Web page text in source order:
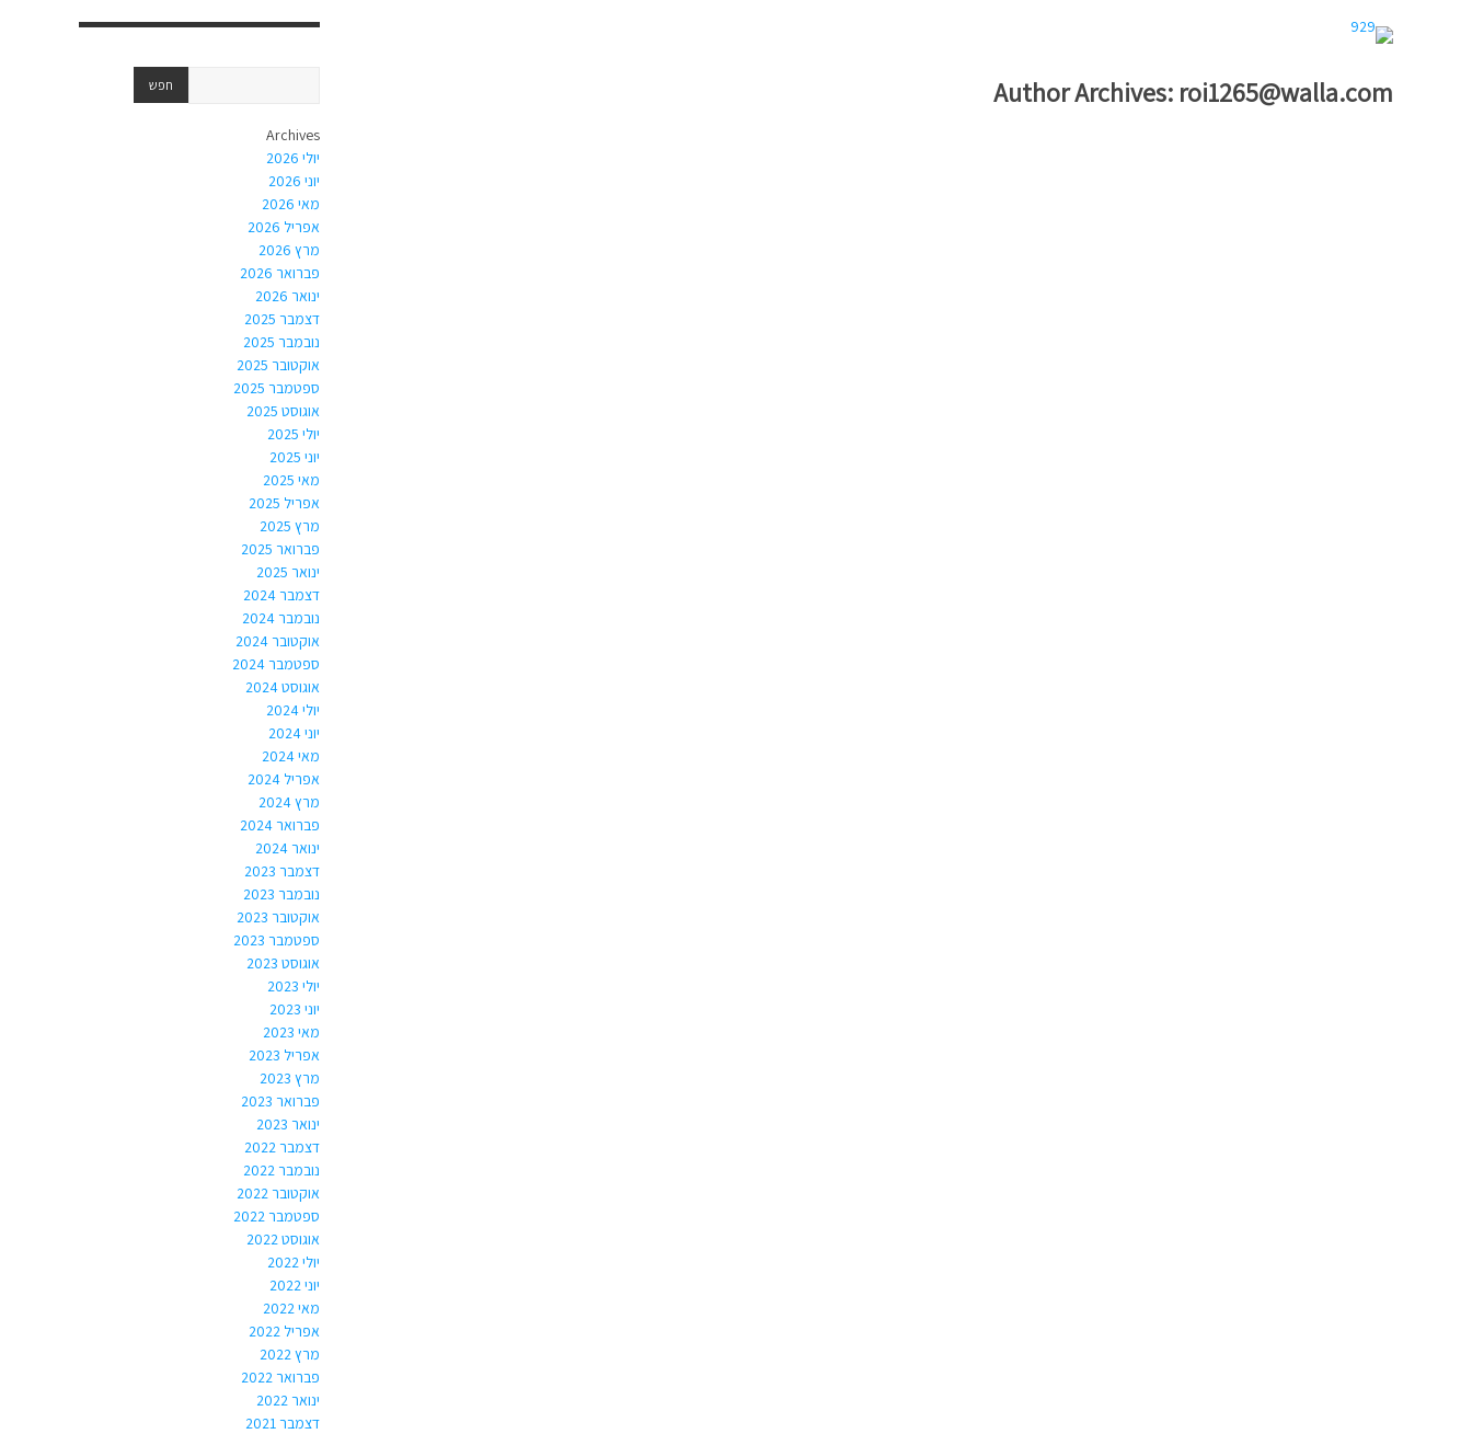
Author Archives: roi1265@walla.com
Archives
יולי 2026
יוני 2026
מאי 2026
אפריל 2026
מרץ 2026
פברואר 2026
ינואר 2026
דצמבר 2025
נובמבר 2025
אוקטובר 2025
ספטמבר 2025
אוגוסט 2025
יולי 2025
יוני 2025
מאי 2025
אפריל 2025
מרץ 2025
פברואר 2025
ינואר 2025
דצמבר 2024
נובמבר 2024
אוקטובר 2024
ספטמבר 2024
אוגוסט 2024
יולי 2024
יוני 2024
מאי 2024
אפריל 2024
מרץ 2024
פברואר 2024
ינואר 2024
דצמבר 2023
נובמבר 2023
אוקטובר 2023
ספטמבר 2023
אוגוסט 2023
יולי 2023
יוני 2023
מאי 2023
אפריל 2023
מרץ 2023
פברואר 2023
ינואר 2023
דצמבר 2022
נובמבר 2022
אוקטובר 2022
ספטמבר 2022
אוגוסט 2022
יולי 2022
יוני 2022
מאי 2022
אפריל 2022
מרץ 2022
פברואר 2022
ינואר 2022
דצמבר 2021